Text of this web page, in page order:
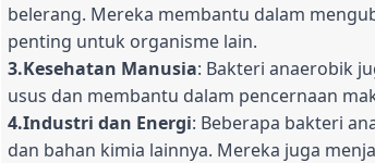
belerang. Mereka membantu dalam
penting untuk organisme lain.
3.Kesehatan Manusia: Bakteri anaerobik
usus dan membantu dalam pencernaan
4.Industri dan Energi: Beberapa bakteri
dan bahan kimia lainnya. Mereka juga